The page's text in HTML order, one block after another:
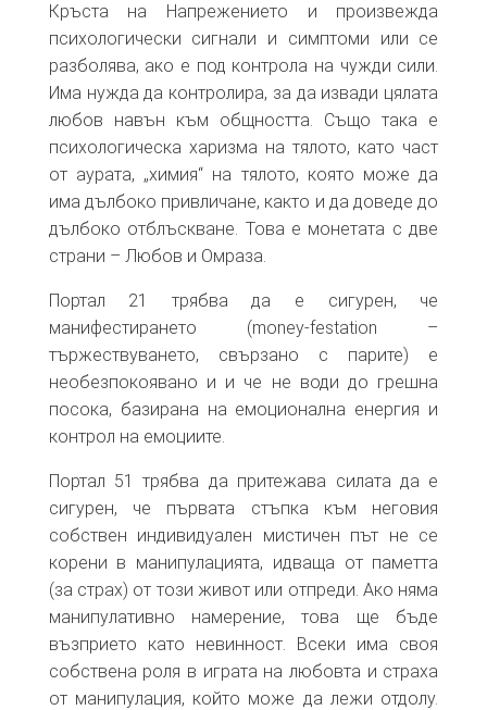
Кръста на Напрежението и произвежда
психологически сигнали и симптоми или се
разболява, ако е под контрола на чужди сили.
Има нужда да контролира, за да извади цялата
любов навън към общността. Също така е
психологическа харизма на тялото, като част
от аурата, „химия“ на тялото, която може да
има дълбоко привличане, както и да доведе до
дълбоко отблъскване. Това е монетата с две
страни – Любов и Омраза.
Портал 21 трябва да е сигурен, че
манифестирането (money-festation –
тържествуването, свързано с парите) е
необезпокоявано и и че не води до грешна
посока, базирана на емоционална енергия и
контрол на емоциите.
Портал 51 трябва да притежава силата да е
сигурен, че първата стъпка към неговия
собствен индивидуален мистичен път не се
корени в манипулацията, идваща от паметта
(за страх) от този живот или отпреди. Ако няма
манипулативно намерение, това ще бъде
възприето като невинност. Всеки има своя
собствена роля в играта на любовта и страха
от манипулация, който може да лежи отдолу.